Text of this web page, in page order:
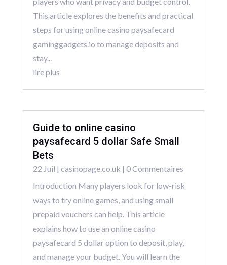
This article explores the benefits and practical
steps for using online casino paysafecard
gaminggadgets.io to manage deposits and
stay...
lire plus
Guide to online casino
paysafecard 5 dollar Safe Small
Bets
22 Juil | casinopage.co.uk | 0 Commentaires
Introduction Many players look for low-risk
ways to try online games, and using small
prepaid vouchers can help. This article
explains how to use an online casino
paysafecard 5 dollar option to deposit, play,
and manage your budget. You will learn the